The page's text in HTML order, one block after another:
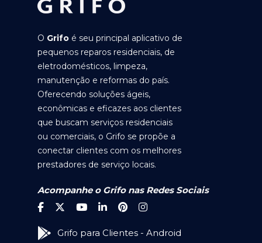
O Grifo é seu principal aplicativo de
pequenos reparos residenciais, de
eletrodomésticos, limpeza,
manutenção e reformas do país.
Oferecendo soluções ágeis,
econômicas e eficazes aos clientes
que buscam serviços residenciais
ou comerciais, o Grifo se propõe a
conectar clientes com os melhores
prestadores de serviço locais.
Acompanhe o Grifo nas Redes Sociais
Grifo para Clientes - Android